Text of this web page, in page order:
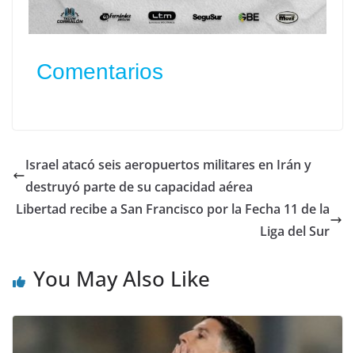
Comentarios
Israel atacó seis aeropuertos militares en Irán y
destruyó parte de su capacidad aérea
Libertad recibe a San Francisco por la Fecha 11 de la
Liga del Sur
You May Also Like